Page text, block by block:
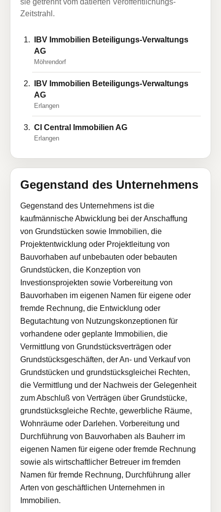
sie getrennt vom datierten Veröffentlichungs-
Zeitstrahl.
IBV Immobilien Beteiligungs-Verwaltungs
AG
Möhrendorf
IBV Immobilien Beteiligungs-Verwaltungs
AG
Erlangen
CI Central Immobilien AG
Erlangen
Gegenstand des Unternehmens
Gegenstand des Unternehmens ist die
kaufmännische Abwicklung bei der Anschaffung
von Grundstücken sowie Immobilien, die
Projektentwicklung oder Projektleitung von
Bauvorhaben auf unbebauten oder bebauten
Grundstücken, die Konzeption von
Investionsprojekten sowie Vorbereitung von
Bauvorhaben im eigenen Namen für eigene oder
fremde Rechnung, die Entwicklung oder
Begutachtung von Nutzungskonzeptionen für
vorhandene oder geplante Immobilien, die
Vermittlung von Grundstücksverträgen oder
Grundstücksgeschäften, der An- und Verkauf von
Grundstücken und grundstücksgleichei Rechten,
die Vermittlung und der Nachweis der Gelegenheit
zum Abschluß von Verträgen über Grundstücke,
grundstücksgleiche Rechte, gewerbliche Räume,
Wohnräume oder Darlehen. Vorbereitung und
Durchführung von Bauvorhaben als Bauherr im
eigenen Namen für eigene oder fremde Rechnung
sowie als wirtschaftlicher Betreuer im fremden
Namen für fremde Rechnung, Durchführung aller
Arten von geschäftlichen Unternehmen in
Immobilien.